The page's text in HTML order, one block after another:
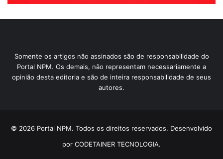
Somente os artigos não assinados são de responsabilidade do
Portal NPM. Os demais, não representam necessariamente a
opinião desta editoria e são de inteira responsabilidade de seus
autores.
© 2026 Portal NPM. Todos os direitos reservados. Desenvolvido
por CODETAINER TECNOLOGIA.